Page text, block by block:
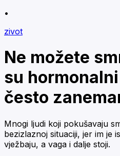
•
zivot
Ne možete
su
često
Mnogi ljudi koji pokušavaju
bezizlaznoj situaciji, jer im je
vježbaju, a vaga i dalje stoji.